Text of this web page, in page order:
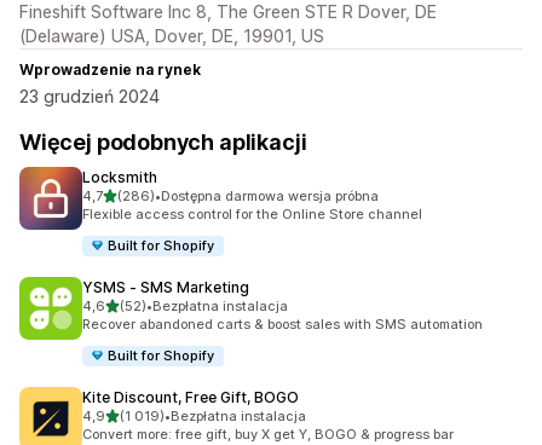
Fineshift Software Inc 8, The Green STE R Dover, DE
(Delaware) USA, Dover, DE, 19901, US
Wprowadzenie na rynek
23 grudzień 2024
Więcej podobnych aplikacji
Locksmith
4,7na 5 gwiazdek
(286)
Łączna liczba recenzji: 286
•Dostępna darmowa wersja próbna
Flexible access control for the Online Store channel
Built for Shopify
YSMS ‑ SMS Marketing
4,6na 5 gwiazdek
(52)
Łączna liczba recenzji: 52
•Bezpłatna instalacja
Recover abandoned carts & boost sales with SMS automation
Built for Shopify
Kite Discount, Free Gift, BOGO
4,9na 5 gwiazdek
(1 019)
Łączna liczba recenzji: 1019
•Bezpłatna instalacja
Convert more: free gift, buy X get Y, BOGO & progress bar